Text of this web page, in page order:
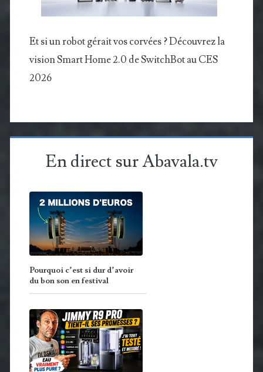
Et si un robot gérait vos corvées ? Découvrez la
vision Smart Home 2.0 de SwitchBot au CES
2026
En direct sur Abavala.tv
Pourquoi c’est si dur d’avoir
du bon son en festival